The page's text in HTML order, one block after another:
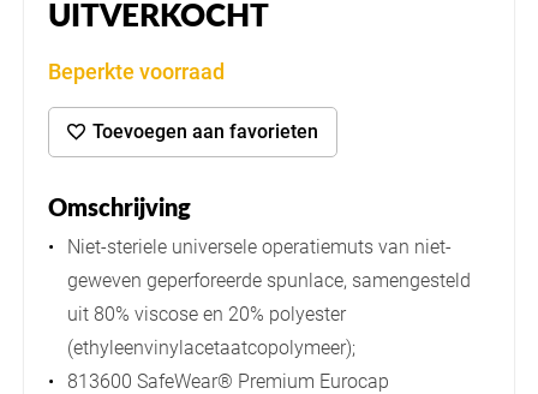
UITVERKOCHT
Beperkte voorraad
Toevoegen aan favorieten
Omschrijving
Niet-steriele universele operatiemuts van niet-
geweven geperforeerde spunlace, samengesteld
uit 80% viscose en 20% polyester
(ethyleenvinylacetaatcopolymeer);
813600 SafeWear® Premium Eurocap